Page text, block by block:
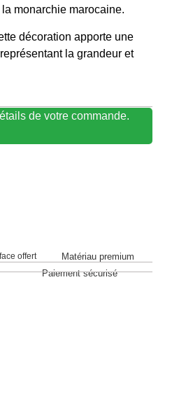
monarchie marocaine.
décoration apporte une
la grandeur et
de votre commande.
offert
Matériau premium
Paiement sécurisé